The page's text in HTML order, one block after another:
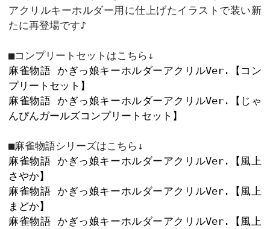
ご注文数 －
カートに入れ
5
キャラクター部分